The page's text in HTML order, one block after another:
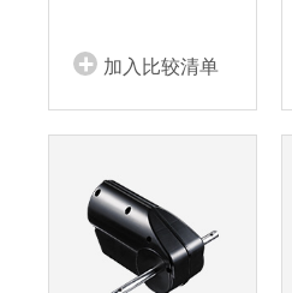
加入比较清单